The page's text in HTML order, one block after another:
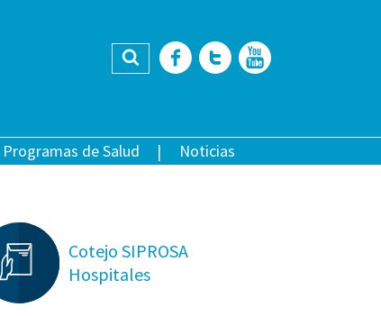
Buscar Facebook
Twitter
Programas de Salud Noticias
Cotejo SIPROSA
Hospitales